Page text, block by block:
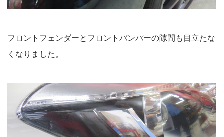
フロントフェンダーとフロントバンパーの隙間も目立たな
くなりました。